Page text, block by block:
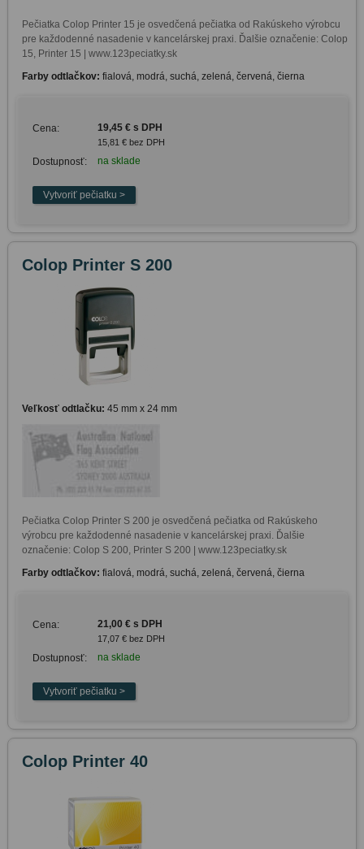
Pečiatka Colop Printer 15 je osvedčená pečiatka od Rakúskeho výrobcu
pre každodenné nasadenie v kancelárskej praxi. Ďalšie označenie: Colop
15, Printer 15 | www.123peciatky.sk
Farby odtlačkov: fialová, modrá, suchá, zelená, červená, čierna
Cena: 19,45 € s DPH
15,81 € bez DPH
Dostupnosť: na sklade
Colop Printer S 200
Veľkosť odtlačku: 45 mm x 24 mm
Pečiatka Colop Printer S 200 je osvedčená pečiatka od Rakúskeho
výrobcu pre každodenné nasadenie v kancelárskej praxi. Ďalšie
označenie: Colop S 200, Printer S 200 | www.123peciatky.sk
Farby odtlačkov: fialová, modrá, suchá, zelená, červená, čierna
Cena: 21,00 € s DPH
17,07 € bez DPH
Dostupnosť: na sklade
Colop Printer 40